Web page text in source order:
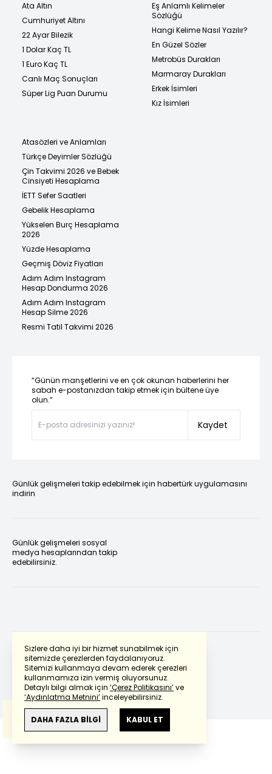
Sizlere daha iyi bir hizmet sunabilmek için
sitemizde çerezlerden faydalanıyoruz.
Sitemizi kullanmaya devam ederek çerezleri
kullanmamıza izin vermiş oluyorsunuz.
Detaylı bilgi almak için ‘Çerez Politikasını’ve
‘Aydınlatma Metnini’inceleyebilirsiniz.
DAHA FAZLA BİLGİ KABUL ET
Ata Altın
Cumhuriyet Altını
22 Ayar Bilezik
1 Dolar Kaç TL
1 Euro Kaç TL
Canlı Maç Sonuçları
Süper Lig Puan Durumu
Eş Anlamlı Kelimeler
Sözlüğü
Hangi Kelime Nasıl Yazılır?
En Güzel Sözler
Metrobüs Durakları
Marmaray Durakları
Erkek İsimleri
Kız İsimleri
Atasözleri ve Anlamları
Türkçe Deyimler Sözlüğü
Çin Takvimi 2026 ve Bebek
Cinsiyeti Hesaplama
İETT Sefer Saatleri
Gebelik Hesaplama
Yükselen Burç Hesaplama
2026
Yüzde Hesaplama
Geçmiş Döviz Fiyatları
Adım Adım Instagram
Hesap Dondurma 2026
Adım Adım Instagram
Hesap Silme 2026
Resmi Tatil Takvimi 2026
“Günün manşetlerini ve en çok okunan haberlerini her
sabah e-postanızdan takip etmek için bültene üye
olun.”
Kaydet
Günlük gelişmeleri takip edebilmek için habertürk uygulamasını
indirin
Günlük gelişmeleri sosyal
medya hesaplarından takip
edebilirsiniz.
Powered by Translate
Bu çevirideGoogle Transletekullanılmıştır.
Anlam ve çeviri hatalarından
haberturk.com
sorumlu değildir.